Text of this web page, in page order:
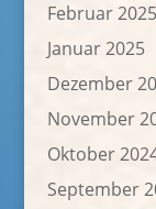
Februar 2025
Januar 2025
Dezember
November
Oktober
September